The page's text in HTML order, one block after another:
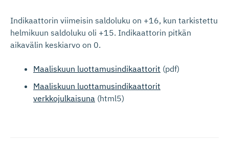
Indikaattorin viimeisin saldoluku on +16, kun tarkistettu
helmikuun saldoluku oli +15. Indikaattorin pitkän
aikavälin keskiarvo on 0.
Maaliskuun luottamusindikaattorit (pdf)
Maaliskuun luottamusindikaattorit
verkkojulkaisuna (html5)